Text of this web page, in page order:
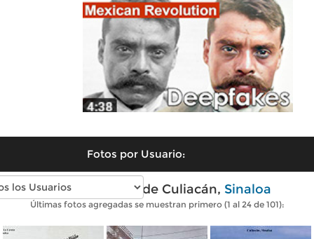
Fotos por Usuario:
Fotos antiguas de Culiacán, Sinaloa
Últimas fotos agregadas se muestran primero (1 al 24 de 101):